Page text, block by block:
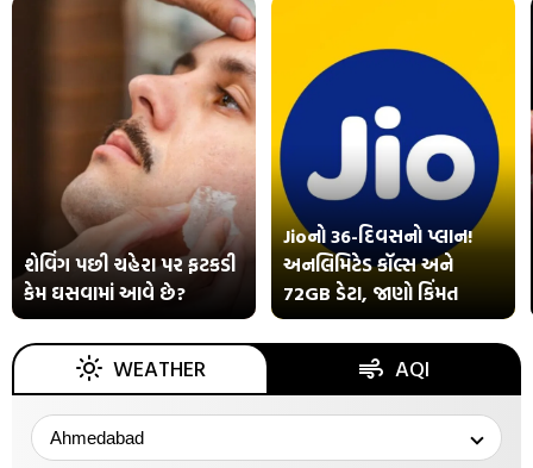
“ભારતના આર્થિક સંકટોમાં સોનાની ભૂમિકા: નેહરુથી મોદી સુધી”
શેવિંગ પછી ચહેરા પર ફટકડી
કેમ ઘસવામાં આવે છે?
Jioનો 36-દિવસનો પ્લાન!
અનલિમિટેડ કૉલ્સ અને
72GB ડેટા, જાણો કિંમત
WEATHER AQI